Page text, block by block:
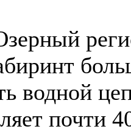
водной
почти